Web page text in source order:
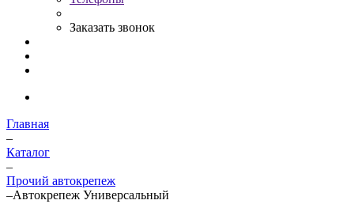
Заказать звонок
Главная
–
Каталог
–
Прочий автокрепеж
–Автокрепеж Универсальный